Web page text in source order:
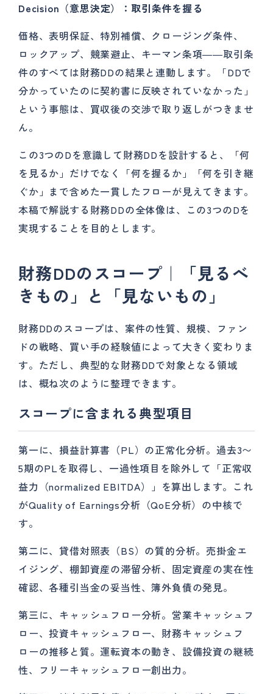
Decision（意思決定）：取引条件を握る
価格、表明保証、特別補償、クロージング条件、
ロックアップ、競業避止、キーマン条項――取引条
件のすべては財務DDの結果と連動します。「DDで
分かっていたのに契約書に反映されていなかった」
という事態は、買収後の交渉で取り返しがつきませ
ん。
この3つのDを意識して財務DDを設計すると、「何
を見るか」だけでなく「何を握るか」「何を引き継
ぐか」まで含めた一貫したフローが見えてきます。
本稿で解説する財務DDの全体像は、この3つのDを
実現することを目的とします。
財務DDのスコープ｜「見るべ
きもの」と「見ないもの」
財務DDのスコープは、案件の性質、規模、ファン
ドの戦略、買い手の経験値によって大きく変わりま
す。ただし、典型的な財務DDで対象となる領域
は、概ね次のように整理できます。
スコープに含まれる典型項目
第一に、損益計算書（PL）の正常化分析。過去3〜
5期のPLを取得し、一過性項目を除外して「正常収
益力（normalized EBITDA）」を算出します。これ
がQuality of Earnings分析（QoE分析）の中核で
す。
第二に、貸借対照表（BS）の質的分析。売掛金エ
イジング、棚卸資産の滞留分析、固定資産の実在性
確認、各種引当金の妥当性、簿外負債の発見。
第三に、キャッシュフロー分析。営業キャッシュフ
ロー、投資キャッシュフロー、財務キャッシュフ
ローの推移と質。運転資本の動き、設備投資の継続
性、フリーキャッシュフロー創出力。